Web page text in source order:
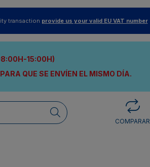
transaction provide us your valid EU VAT number
15:00H)
PARA QUE SE ENVÍEN EL MISMO DÍA.
COMPARAR